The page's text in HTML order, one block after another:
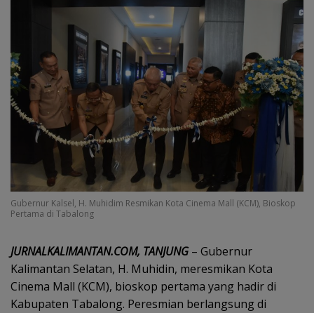
Gubernur Kalsel, H. Muhidim Resmikan Kota Cinema Mall (KCM), Bioskop
Pertama di Tabalong
JURNALKALIMANTAN.COM, TANJUNG– Gubernur
Kalimantan Selatan, H. Muhidin, meresmikan Kota
Cinema Mall (KCM), bioskop pertama yang hadir di
Kabupaten Tabalong. Peresmian berlangsung di